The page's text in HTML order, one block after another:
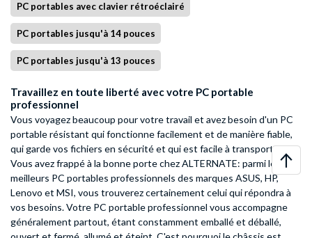
PC portables avec clavier rétroéclairé
PC portables jusqu'à 14 pouces
PC portables jusqu'à 13 pouces
Travaillez en toute liberté avec votre PC portable
professionnel
Vous voyagez beaucoup pour votre travail et avez besoin d'un PC
portable résistant qui fonctionne facilement et de manière fiable,
qui garde vos fichiers en sécurité et qui est facile à transporter?
Vous avez frappé à la bonne porte chez ALTERNATE: parmi les
meilleurs PC portables professionnels des marques ASUS, HP,
Lenovo et MSI, vous trouverez certainement celui qui répondra à
vos besoins. Votre PC portable professionnel vous accompagne
généralement partout, étant constamment emballé et déballé,